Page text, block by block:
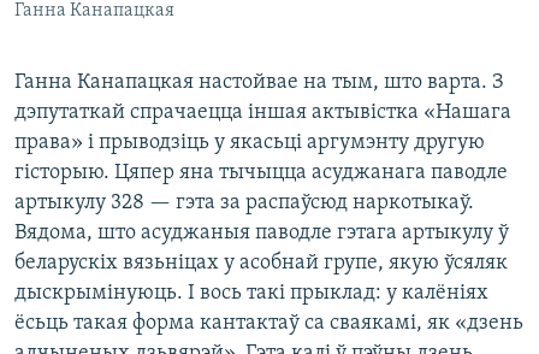
Ганна Канапацкая
Ганна Канапацкая настойвае на тым, што варта. З
дэпутаткай спрачаецца іншая актывістка «Нашага
права» і прыводзіць у якасьці аргумэнту другую
гісторыю. Цяпер яна тычыцца асуджанага паводле
артыкулу 328 — гэта за распаўсюд наркотыкаў.
Вядома, што асуджаныя паводле гэтага артыкулу ў
беларускіх вязьніцах у асобнай групе, якую ўсяляк
дыскрымінуюць. І вось такі прыклад: у калёніях
ёсьць такая форма кантактаў са сваякамі, як «дзень